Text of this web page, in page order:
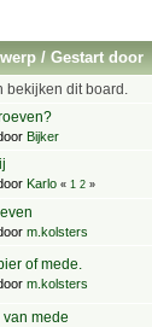
/Gestart door
dit board.
Bijker
Karlo « 1 2 »
m.kolsters
of mede.
m.kolsters
van mede